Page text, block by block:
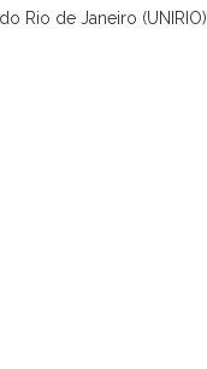
Rio de Janeiro (UNIRIO)